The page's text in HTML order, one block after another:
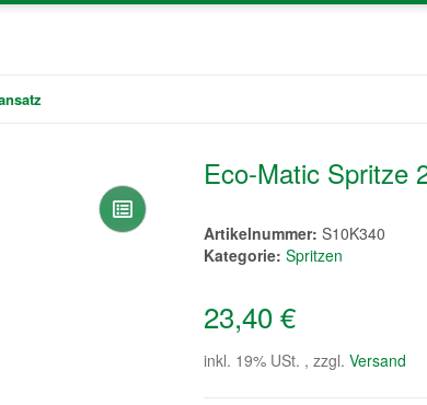
Eco-Matic Spritze
Artikelnummer: S10K340
Kategorie: Spritzen
23,40 €
inkl. 19% USt. , zzgl. Versand